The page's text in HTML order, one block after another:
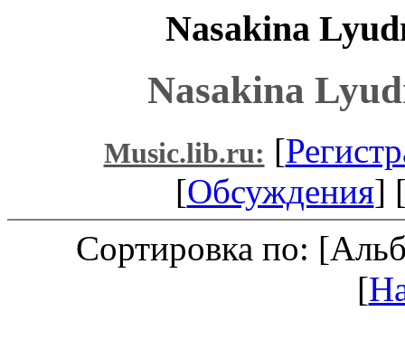
Nasakina
Nasakina
Music.lib.ru: [
[Обсуждения]
Сортировка по:
[